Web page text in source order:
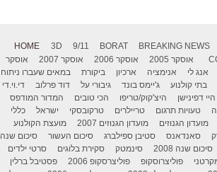
HOME 3D 9/11 BORAT BREAKING NEWS
אוסקר 2005 אוסקר 2006 אוסקר 2007
אוסקר
אנג לי אנימציה ארכיון ביקורת
במאים שעברו ניתוח
בתי קולנוע ג'יימס בונד גיבורי על דוד פרלוב
די.וי.די
היי דפינישן היצ'קוק/טריפו הכי טובים
המדור המודפס
טעויות תרגום טריילרים טרקובסקי ישראל
כללי
מועדון הגנוזים מועדון הגנוזים 2007
מועצת הקולנוע
סאנדאנס סטיבן ספילברג סיכום העשור
סיכום שנה
סיכום שנה 2008 סינמטק סקירת בלוגים
סרטי ילדים
פוליצרוסקופ פוליצרסקופ 2006
פסטיבל ברלין